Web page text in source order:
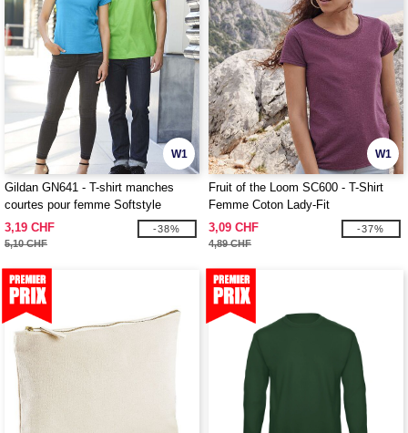
W1
Gildan GN641 - T-shirt manches
courtes pour femme Softstyle
3,19 CHF
5,10 CHF
-38%
W1
Fruit of the Loom SC600 - T-Shirt
Femme Coton Lady-Fit
3,09 CHF
4,89 CHF
-37%